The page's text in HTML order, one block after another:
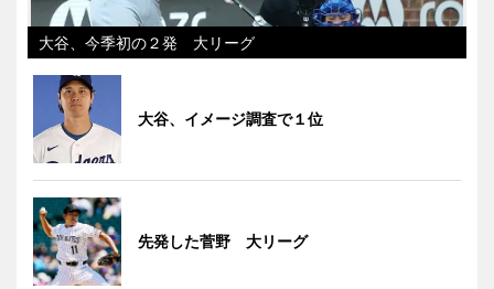
大谷、今季初の２発 大リーグ
大谷、イメージ調査で１位
先発した菅野 大リーグ